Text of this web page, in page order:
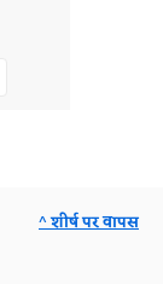
^ शीर्ष पर वापस